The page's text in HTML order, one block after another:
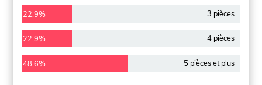
22,9% 3 pièces
22,9% 4 pièces
48,6% 5 pièces et plus